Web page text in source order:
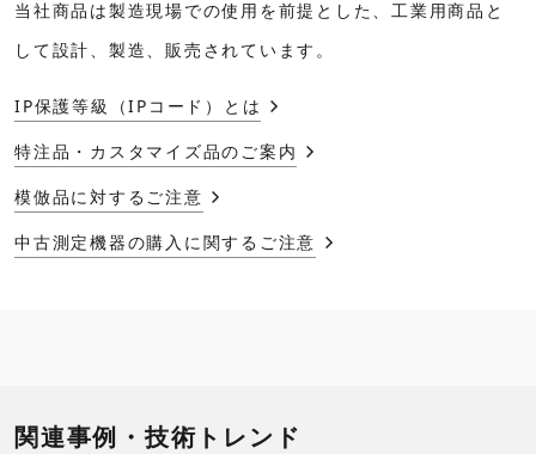
当社商品は製造現場での使用を前提とした、工業用商品と
して設計、製造、販売されています。
IP保護等級（IPコード）とは
特注品・カスタマイズ品のご案内
模倣品に対するご注意
中古測定機器の購入に関するご注意
関連事例・技術トレンド